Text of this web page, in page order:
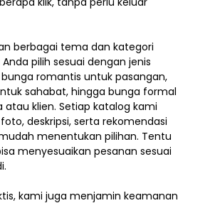
berbagai tema dan kategori
pilih sesuai dengan jenis
romantis untuk pasangan,
sahabat, hingga bunga formal
atau klien. Setiap katalog kami
deskripsi, serta rekomendasi
menentukan pilihan. Tentu
menyesuaikan pesanan sesuai
kami juga menjamin keamanan